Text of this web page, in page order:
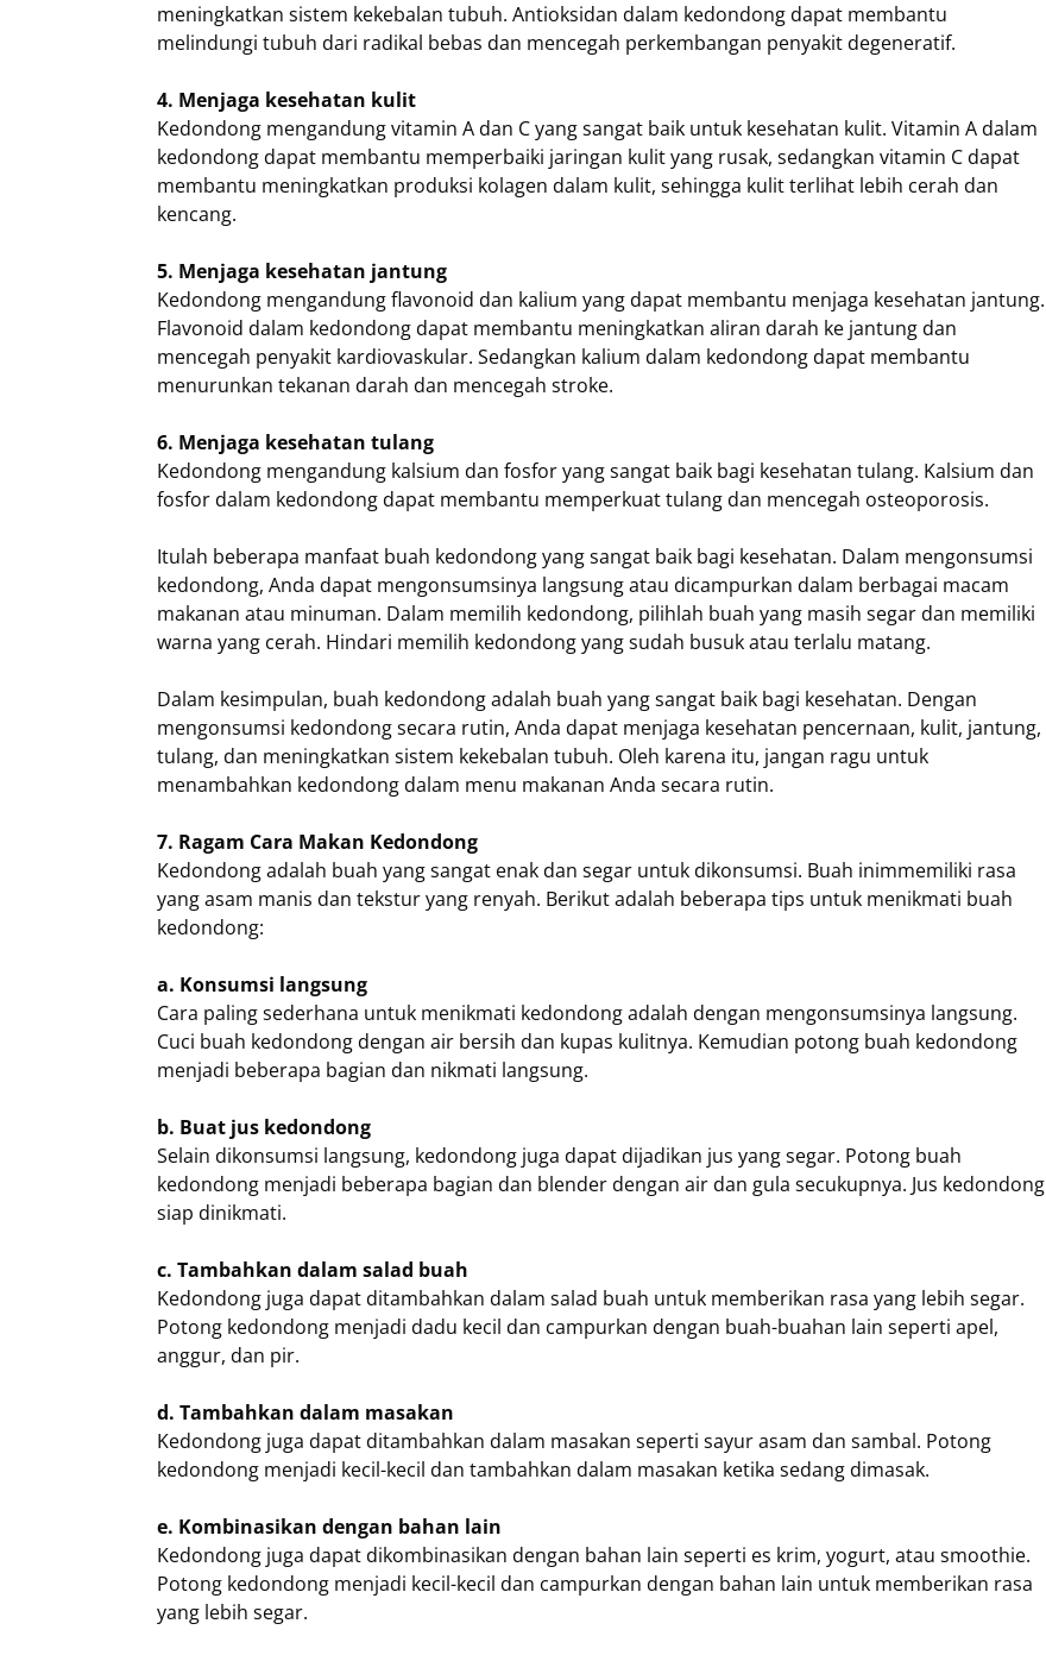
meningkatkan sistem kekebalan tubuh. Antioksidan dalam kedondong dapat membantu
melindungi tubuh dari radikal bebas dan mencegah perkembangan penyakit degeneratif.
4. Menjaga kesehatan kulit
Kedondong mengandung vitamin A dan C yang sangat baik untuk kesehatan kulit. Vitamin A dalam
kedondong dapat membantu memperbaiki jaringan kulit yang rusak, sedangkan vitamin C dapat
membantu meningkatkan produksi kolagen dalam kulit, sehingga kulit terlihat lebih cerah dan
kencang.
5. Menjaga kesehatan jantung
Kedondong mengandung flavonoid dan kalium yang dapat membantu menjaga kesehatan jantung.
Flavonoid dalam kedondong dapat membantu meningkatkan aliran darah ke jantung dan
mencegah penyakit kardiovaskular. Sedangkan kalium dalam kedondong dapat membantu
menurunkan tekanan darah dan mencegah stroke.
6. Menjaga kesehatan tulang
Kedondong mengandung kalsium dan fosfor yang sangat baik bagi kesehatan tulang. Kalsium dan
fosfor dalam kedondong dapat membantu memperkuat tulang dan mencegah osteoporosis.
Itulah beberapa manfaat buah kedondong yang sangat baik bagi kesehatan. Dalam mengonsumsi
kedondong, Anda dapat mengonsumsinya langsung atau dicampurkan dalam berbagai macam
makanan atau minuman. Dalam memilih kedondong, pilihlah buah yang masih segar dan memiliki
warna yang cerah. Hindari memilih kedondong yang sudah busuk atau terlalu matang.
Dalam kesimpulan, buah kedondong adalah buah yang sangat baik bagi kesehatan. Dengan
mengonsumsi kedondong secara rutin, Anda dapat menjaga kesehatan pencernaan, kulit, jantung,
tulang, dan meningkatkan sistem kekebalan tubuh. Oleh karena itu, jangan ragu untuk
menambahkan kedondong dalam menu makanan Anda secara rutin.
7. Ragam Cara Makan Kedondong
Kedondong adalah buah yang sangat enak dan segar untuk dikonsumsi. Buah inimmemiliki rasa
yang asam manis dan tekstur yang renyah. Berikut adalah beberapa tips untuk menikmati buah
kedondong:
a. Konsumsi langsung
Cara paling sederhana untuk menikmati kedondong adalah dengan mengonsumsinya langsung.
Cuci buah kedondong dengan air bersih dan kupas kulitnya. Kemudian potong buah kedondong
menjadi beberapa bagian dan nikmati langsung.
b. Buat jus kedondong
Selain dikonsumsi langsung, kedondong juga dapat dijadikan jus yang segar. Potong buah
kedondong menjadi beberapa bagian dan blender dengan air dan gula secukupnya. Jus kedondong
siap dinikmati.
c. Tambahkan dalam salad buah
Kedondong juga dapat ditambahkan dalam salad buah untuk memberikan rasa yang lebih segar.
Potong kedondong menjadi dadu kecil dan campurkan dengan buah-buahan lain seperti apel,
anggur, dan pir.
d. Tambahkan dalam masakan
Kedondong juga dapat ditambahkan dalam masakan seperti sayur asam dan sambal. Potong
kedondong menjadi kecil-kecil dan tambahkan dalam masakan ketika sedang dimasak.
e. Kombinasikan dengan bahan lain
Kedondong juga dapat dikombinasikan dengan bahan lain seperti es krim, yogurt, atau smoothie.
Potong kedondong menjadi kecil-kecil dan campurkan dengan bahan lain untuk memberikan rasa
yang lebih segar.